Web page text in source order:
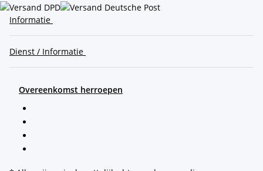
Informatie
Dienst / Informatie
Overeenkomst herroepen